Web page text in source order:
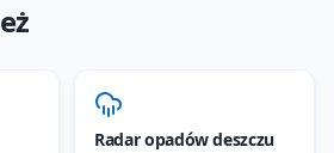
Radar opadów deszczu